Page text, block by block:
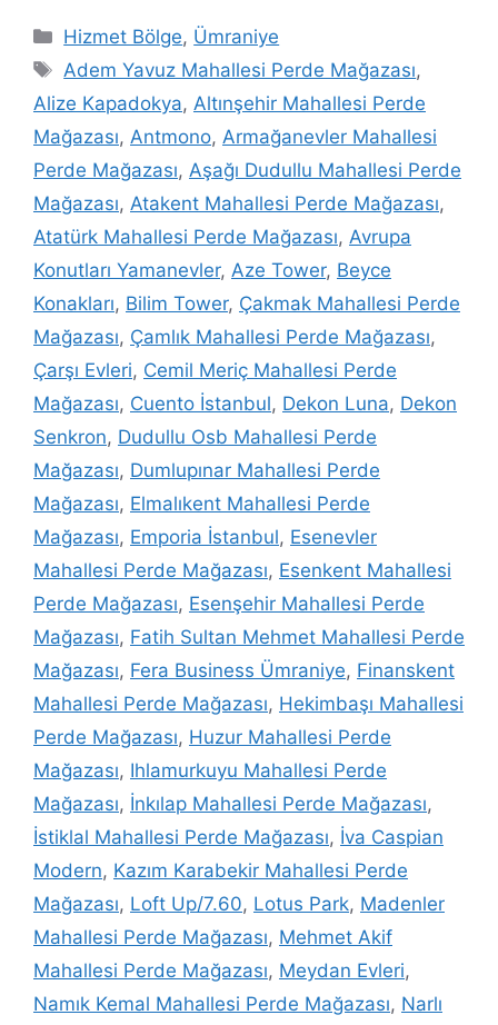
Hizmet Bölge, Ümraniye
Adem Yavuz Mahallesi Perde Mağazası,
Alize Kapadokya, Altınşehir Mahallesi Perde
Mağazası, Antmono, Armağanevler Mahallesi
Perde Mağazası, Aşağı Dudullu Mahallesi Perde
Mağazası, Atakent Mahallesi Perde Mağazası,
Atatürk Mahallesi Perde Mağazası, Avrupa
Konutları Yamanevler, Aze Tower, Beyce
Konakları, Bilim Tower, Çakmak Mahallesi Perde
Mağazası, Çamlık Mahallesi Perde Mağazası,
Çarşı Evleri, Cemil Meriç Mahallesi Perde
Mağazası, Cuento İstanbul, Dekon Luna, Dekon
Senkron, Dudullu Osb Mahallesi Perde
Mağazası, Dumlupınar Mahallesi Perde
Mağazası, Elmalıkent Mahallesi Perde
Mağazası, Emporia İstanbul, Esenevler
Mahallesi Perde Mağazası, Esenkent Mahallesi
Perde Mağazası, Esenşehir Mahallesi Perde
Mağazası, Fatih Sultan Mehmet Mahallesi Perde
Mağazası, Fera Business Ümraniye, Finanskent
Mahallesi Perde Mağazası, Hekimbaşı Mahallesi
Perde Mağazası, Huzur Mahallesi Perde
Mağazası, Ihlamurkuyu Mahallesi Perde
Mağazası, İnkılap Mahallesi Perde Mağazası,
İstiklal Mahallesi Perde Mağazası, İva Caspian
Modern, Kazım Karabekir Mahallesi Perde
Mağazası, Loft Up/7.60, Lotus Park, Madenler
Mahallesi Perde Mağazası, Mehmet Akif
Mahallesi Perde Mağazası, Meydan Evleri,
Namık Kemal Mahallesi Perde Mağazası, Narlı